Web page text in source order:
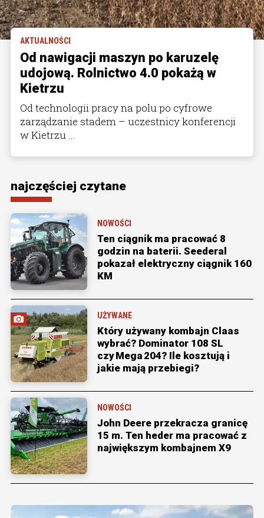
AKTUALNOŚCI
Od nawigacji maszyn po karuzelę
udojową. Rolnictwo 4.0 pokażą w
Kietrzu
Od technologii pracy na polu po cyfrowe
zarządzanie stadem – uczestnicy konferencji
w Kietrzu ...
najczęściej czytane
NOWOŚCI
Ten ciągnik ma pracować 8
godzin na baterii. Seederal
pokazał elektryczny ciągnik 160
KM
UŻYWANE
Który używany kombajn Claas
wybrać? Dominator 108 SL
czy Mega 204? Ile kosztują i
jakie mają przebiegi?
NOWOŚCI
John Deere przekracza granicę
15 m. Ten heder ma pracować z
największym kombajnem X9